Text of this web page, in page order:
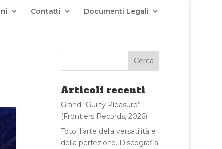
Contatti Documenti Legali
Articoli recenti
Grand “Guilty Pleasure”
(Frontiers Records, 2026)
Toto: l’arte della versatilità e
della perfezione. Discografia